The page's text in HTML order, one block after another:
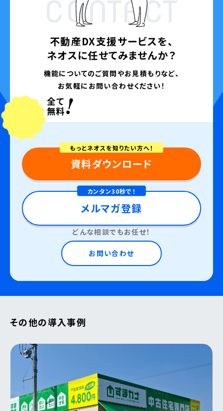
CONTACT
不動産DX支援サービスを、
ネオスに任せてみませんか？
機能についてのご質問やお見積もりなど、
お気軽にお問い合わせください！
もっとネオスを知りたい方へ！
資料ダウンロード
カンタン30秒で！
メルマガ登録
どんな相談でもお任せ！
お問い合わせ
その他の導入事例